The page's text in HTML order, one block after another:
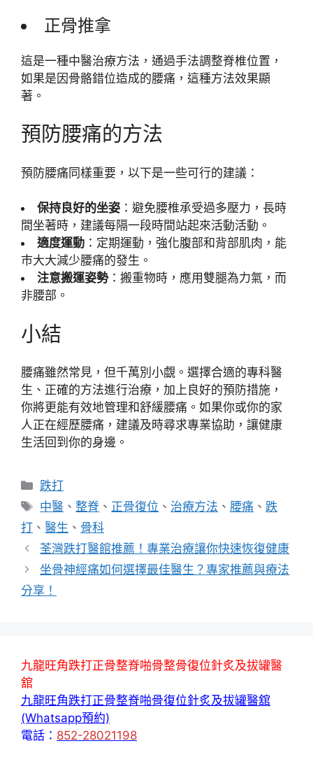
正骨推拿
這是一種中醫治療方法，通過手法調整脊椎位置，
如果是因骨骼錯位造成的腰痛，這種方法效果顯
著。
預防腰痛的方法
預防腰痛同樣重要，以下是一些可行的建議：
保持良好的坐姿 ：避免腰椎承受過多壓力，長時
間坐著時，建議每隔一段時間站起來活動活動。
適度運動 ：定期運動，強化腹部和背部肌肉，能
市大大減少腰痛的發生。
注意搬運姿勢：搬重物時，應用雙腿為力氣，而
非腰部。
小結
腰痛雖然常見，但千萬別小覷。選擇合適的專科醫
生、正確的方法進行治療，加上良好的預防措施，
你將更能有效地管理和舒緩腰痛。如果你或你的家
人正在經歷腰痛，建議及時尋求專業協助，讓健康
生活回到你的身邊。
分
類
跌打
標
籤
中醫 、整脊 、 正骨復位 、 治療方法 、 腰痛 、跌
打 、 醫生 、 骨科
荃灣跌打醫館推薦！專業治療讓你快速恢復健康
坐骨神經痛如何選擇最佳醫生？專家推薦與療法
分享！
九龍旺角跌打正骨整脊啪骨整骨復位針炙及拔罐醫
舘
九龍旺角跌打正骨整脊啪骨復位針炙及拔罐醫舘
(Whatsapp預約)
電話： 852-28021198